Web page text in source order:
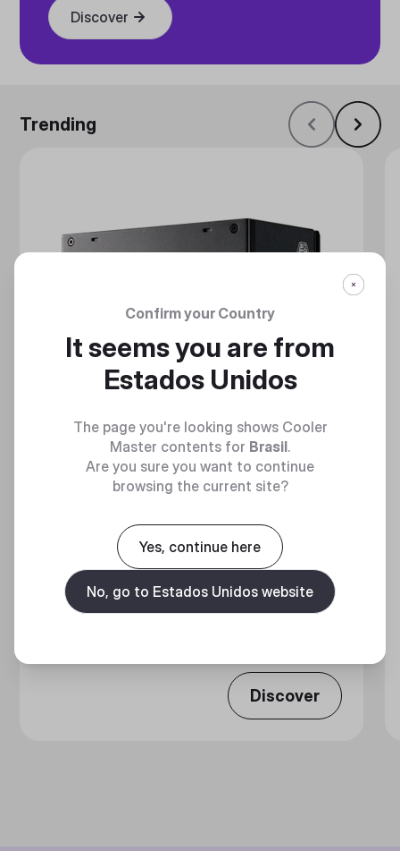
Discover
Trending
GX GOLD 650 FULL MODULAR
Full Modular 80 Plus Gold ATX Power Supply Unit
Discover
Confirm your Country
It seems you are from
Estados Unidos
The page you're looking shows Cooler
Master contents for Brasil.
Are you sure you want to continue
browsing the current site?
Yes, continue here
No, go to Estados Unidos website